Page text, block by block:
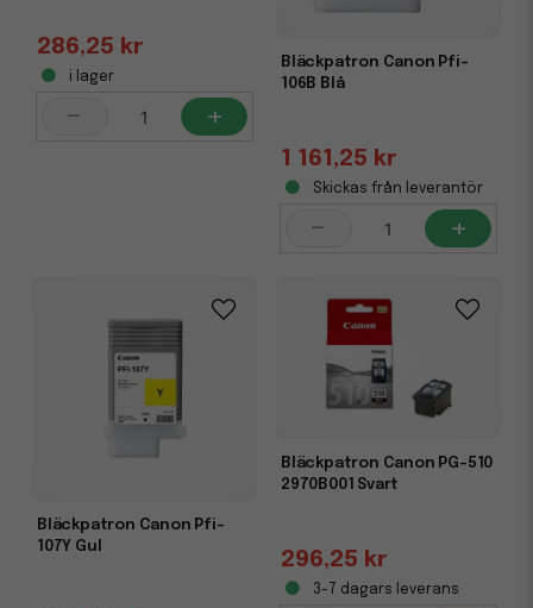
286,25 kr
i lager
- +
Bläckpatron Canon Pfi-
106B Blå
1 161,25 kr
Skickas från leverantör
- +
Bläckpatron Canon Pfi-
107Y Gul
Bläckpatron Canon PG-510
2970B001 Svart
296,25 kr
3-7 dagars leverans